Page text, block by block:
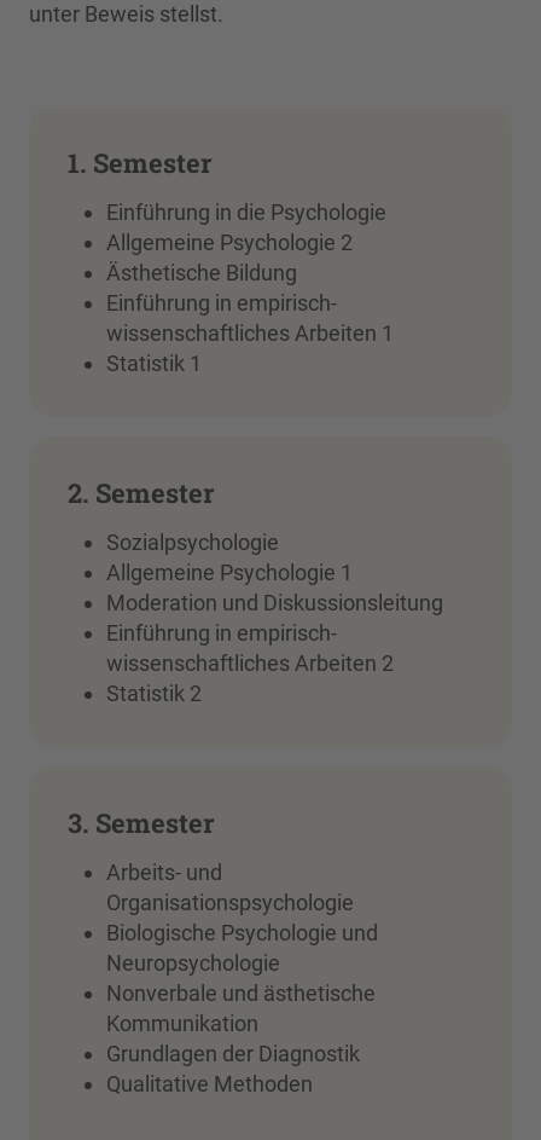
unter Beweis stellst.
1. Semester
Einführung in die Psychologie
Allgemeine Psychologie 2
Ästhetische Bildung
Einführung in empirisch-
wissenschaftliches Arbeiten 1
Statistik 1
2. Semester
Sozialpsychologie
Allgemeine Psychologie 1
Moderation und Diskussionsleitung
Einführung in empirisch-
wissenschaftliches Arbeiten 2
Statistik 2
3. Semester
Arbeits- und
Organisationspsychologie
Biologische Psychologie und
Neuropsychologie
Nonverbale und ästhetische
Kommunikation
Grundlagen der Diagnostik
Qualitative Methoden